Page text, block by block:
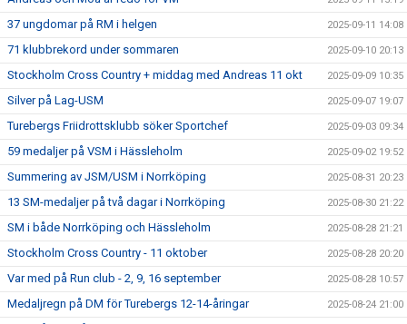
37 ungdomar på RM i helgen 2025-09-11 14:08
71 klubbrekord under sommaren 2025-09-10 20:13
Stockholm Cross Country + middag med Andreas 11 okt 2025-09-09 10:35
Silver på Lag-USM 2025-09-07 19:07
Turebergs Friidrottsklubb söker Sportchef 2025-09-03 09:34
59 medaljer på VSM i Hässleholm 2025-09-02 19:52
Summering av JSM/USM i Norrköping 2025-08-31 20:23
13 SM-medaljer på två dagar i Norrköping 2025-08-30 21:22
SM i både Norrköping och Hässleholm 2025-08-28 21:21
Stockholm Cross Country - 11 oktober 2025-08-28 20:20
Var med på Run club - 2, 9, 16 september 2025-08-28 10:57
Medaljregn på DM för Turebergs 12-14-åringar 2025-08-24 21:00